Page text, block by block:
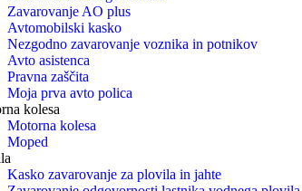
Zavarovanje AO plus
Avtomobilski kasko
Nezgodno zavarovanje voznika in potnikov
Avto asistenca
Pravna zaščita
Moja prva avto polica
kolesa
Motorna kolesa
Moped
Kasko zavarovanje za plovila in jahte